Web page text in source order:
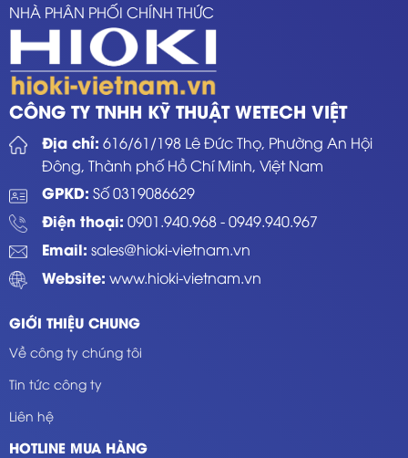
NHÀ PHÂN PHỐI CHÍNH THỨC
CÔNG TY TNHH KỸ THUẬT WETECH VIỆT
Địa chỉ: 616/61/198 Lê Đức Thọ, Phường An Hội
Đông, Thành phố Hồ Chí Minh, Việt Nam
GPKD: Số 0319086629
Điện thoại: 0901.940.968-0949.940.967
Email: sales@hioki-vietnam.vn
Website: www.hioki-vietnam.vn
GIỚI THIỆU CHUNG
Về công ty chúng tôi
Tin tức công ty
Liên hệ
HOTLINE MUA HÀNG